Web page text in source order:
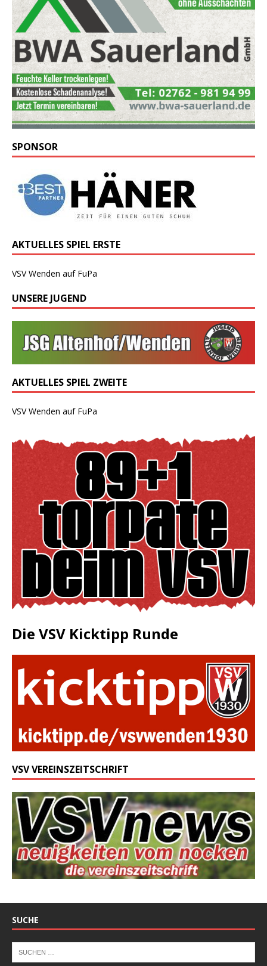
SPONSOR
AKTUELLES SPIEL ERSTE
VSV Wenden auf FuPa
UNSERE JUGEND
AKTUELLES SPIEL ZWEITE
VSV Wenden auf FuPa
Die VSV Kicktipp Runde
VSV VEREINSZEITSCHRIFT
SUCHE